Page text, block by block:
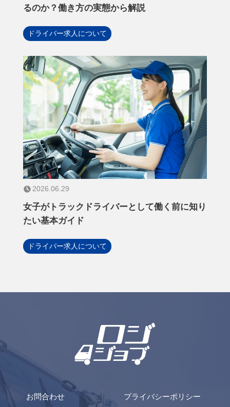
るのか？働き方の実態から解説
ドライバー求人について
2026.06.29
女子がトラックドライバーとして働く前に知り
たい基本ガイド
ドライバー求人について
プライバシーポリシー
お問合わせ